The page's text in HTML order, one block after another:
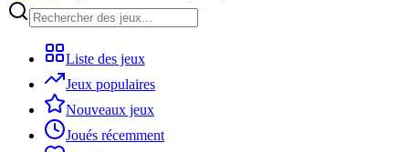
Liste des jeux
Jeux populaires
Nouveaux jeux
Joués récemment